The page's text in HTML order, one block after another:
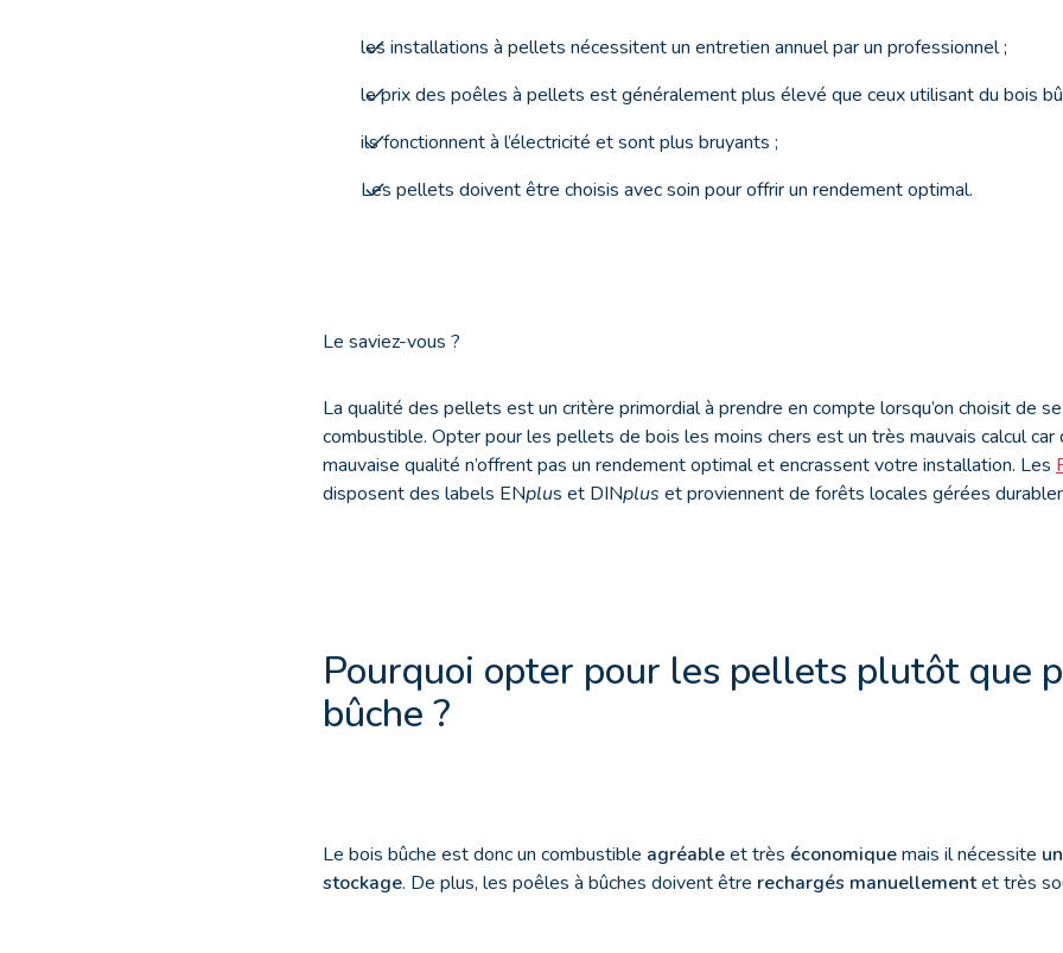
les installations à pellets nécessitent un entretien annuel par un professionnel ;
le prix des poêles à pellets est généralement plus élevé que ceux utilisant du bois
ils fonctionnent à l’électricité et sont plus bruyants ;
Les pellets doivent être choisis avec soin pour offrir un rendement optimal.
Le saviez-vous ?
La qualité des pellets est un critère primordial à prendre en compte lorsqu’on choisit de
combustible. Opter pour les pellets de bois les moins chers est un très mauvais calcul car
mauvaise qualité n’offrent pas un rendement optimal et encrassent votre installation. Les
disposent des labels ENplus et DINplus et proviennent de forêts locales gérées
Pourquoi opter pour les pellets plutôt que
bûche ?
Le bois bûche est donc un combustible agréableet très économiquemais il nécessite
stockage. De plus, les poêles à bûches doivent être rechargés manuellementet très